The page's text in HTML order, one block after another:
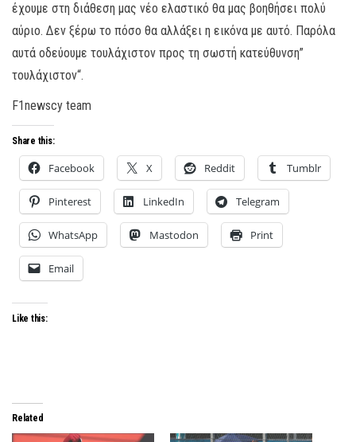
έχουμε στη διάθεση μας νέο ελαστικό θα μας βοηθήσει πολύ
αύριο. Δεν ξέρω το πόσο θα αλλάξει η εικόνα με αυτό. Παρόλα
αυτά οδεύουμε τουλάχιστον προς τη σωστή κατεύθυνση”
τουλάχιστον“.
F1newscy team
Share this:
Facebook X Reddit Tumblr
Pinterest LinkedIn Telegram
WhatsApp Mastodon Print
Email
Like this:
Related